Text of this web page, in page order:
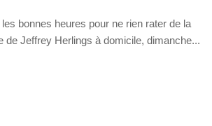
bonnes heures pour ne rien rater de la
de Jeffrey Herlings à domicile, dimanche...